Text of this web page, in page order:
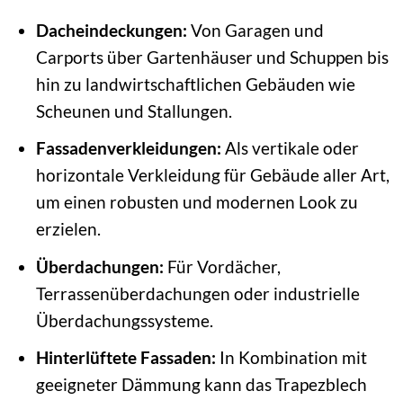
Dacheindeckungen: Von Garagen und
Carports über Gartenhäuser und Schuppen bis
hin zu landwirtschaftlichen Gebäuden wie
Scheunen und Stallungen.
Fassadenverkleidungen: Als vertikale oder
horizontale Verkleidung für Gebäude aller Art,
um einen robusten und modernen Look zu
erzielen.
Überdachungen: Für Vordächer,
Terrassenüberdachungen oder industrielle
Überdachungssysteme.
Hinterlüftete Fassaden: In Kombination mit
geeigneter Dämmung kann das Trapezblech